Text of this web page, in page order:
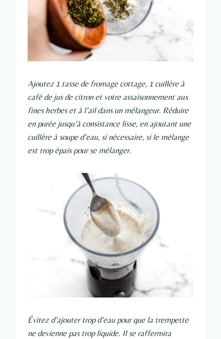
Ajoutez 1 tasse de fromage cottage, 1 cuillère à
café de jus de citron et votre assaisonnement aux
fines herbes et à l’ail dans un mélangeur. Réduire
en purée jusqu’à consistance lisse, en ajoutant une
cuillère à soupe d’eau, si nécessaire, si le mélange
est trop épais pour se mélanger.
Évitez d’ajouter trop d’eau pour que la trempette
ne devienne pas trop liquide. Il se raffermira